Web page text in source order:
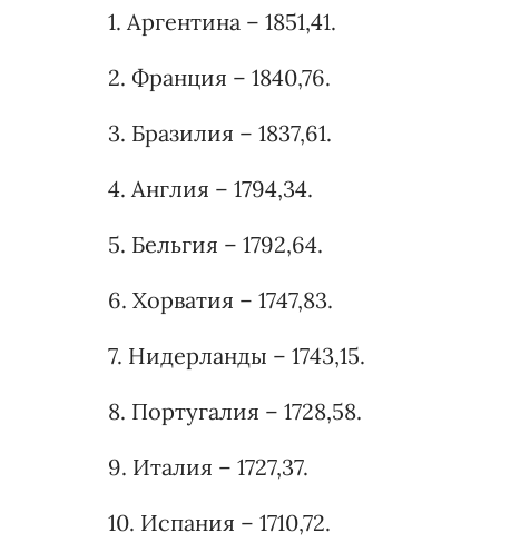
1. Аргентина – 1851,41.
2. Франция – 1840,76.
3. Бразилия – 1837,61.
4. Англия – 1794,34.
5. Бельгия – 1792,64.
6. Хорватия – 1747,83.
7. Нидерланды – 1743,15.
8. Португалия – 1728,58.
9. Италия – 1727,37.
10. Испания – 1710,72.